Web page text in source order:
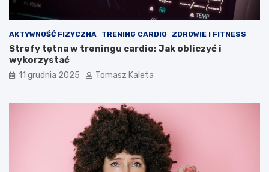
AKTYWNOŚĆ FIZYCZNA TRENING CARDIO ZDROWIE I FITNESS
Strefy tętna w treningu cardio: Jak obliczyć i
wykorzystać
11 grudnia 2025 Tomasz Kaleta